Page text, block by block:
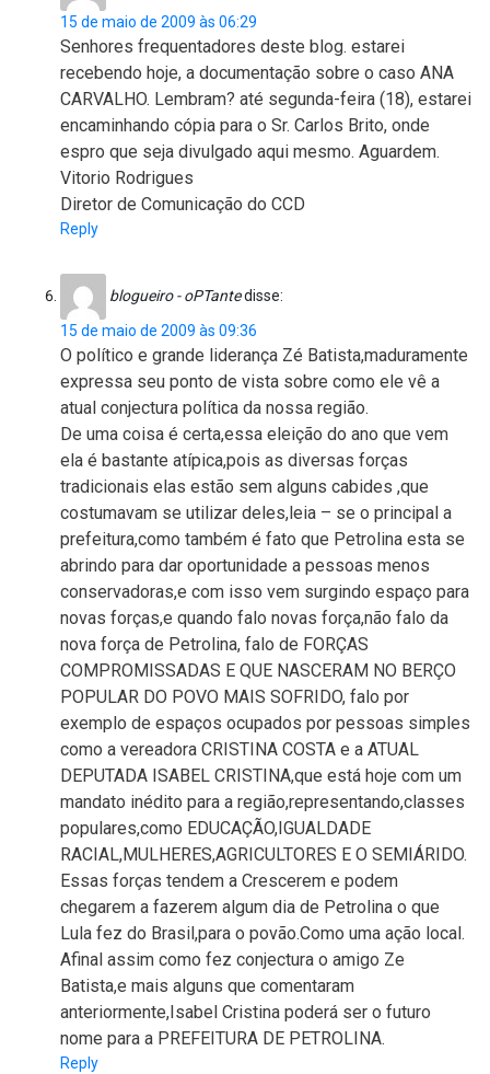
15 de maio de 2009 às 06:29
Senhores frequentadores deste blog. estarei
recebendo hoje, a documentação sobre o caso ANA
CARVALHO. Lembram? até segunda-feira (18), estarei
encaminhando cópia para o Sr. Carlos Brito, onde
espro que seja divulgado aqui mesmo. Aguardem.
Vitorio Rodrigues
Diretor de Comunicação do CCD
Reply
blogueiro - oPTantedisse:
15 de maio de 2009 às 09:36
O político e grande liderança Zé Batista,maduramente
expressa seu ponto de vista sobre como ele vê a
atual conjectura política da nossa região.
De uma coisa é certa,essa eleição do ano que vem
ela é bastante atípica,pois as diversas forças
tradicionais elas estão sem alguns cabides ,que
costumavam se utilizar deles,leia – se o principal a
prefeitura,como também é fato que Petrolina esta se
abrindo para dar oportunidade a pessoas menos
conservadoras,e com isso vem surgindo espaço para
novas forças,e quando falo novas força,não falo da
nova força de Petrolina, falo de FORÇAS
COMPROMISSADAS E QUE NASCERAM NO BERÇO
POPULAR DO POVO MAIS SOFRIDO, falo por
exemplo de espaços ocupados por pessoas simples
como a vereadora CRISTINA COSTA e a ATUAL
DEPUTADA ISABEL CRISTINA,que está hoje com um
mandato inédito para a região,representando,classes
populares,como EDUCAÇÃO,IGUALDADE
RACIAL,MULHERES,AGRICULTORES E O SEMIÁRIDO.
Essas forças tendem a Crescerem e podem
chegarem a fazerem algum dia de Petrolina o que
Lula fez do Brasil,para o povão.Como uma ação local.
Afinal assim como fez conjectura o amigo Ze
Batista,e mais alguns que comentaram
anteriormente,Isabel Cristina poderá ser o futuro
nome para a PREFEITURA DE PETROLINA.
Reply